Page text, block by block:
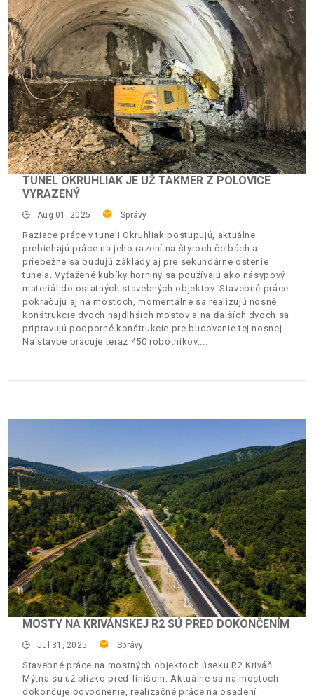
TUNEL OKRUHLIAK JE UŽ TAKMER Z POLOVICE
VYRAZENÝ
Aug 01, 2025 Správy
Raziace práce v tuneli Okruhliak postupujú, aktuálne
prebiehajú práce na jeho razení na štyroch čelbách a
priebežne sa budujú základy aj pre sekundárne ostenie
tunela. Vyťažené kubíky horniny sa používajú ako násypový
materiál do ostatných stavebných objektov. Stavebné práce
pokračujú aj na mostoch, momentálne sa realizujú nosné
konštrukcie dvoch najdlhších mostov a na ďalších dvoch sa
pripravujú podporné konštrukcie pre budovanie tej nosnej.
Na stavbe pracuje teraz 450 robotníkov.
MOSTY NA KRIVÁNSKEJ R2 SÚ PRED DOKONČENÍM
Jul 31, 2025 Správy
Stavebné práce na mostných objektoch úseku R2 Kriváň –
Mýtna sú už blízko pred finišom. Aktuálne sa na mostoch
dokončuje odvodnenie, realizačné práce na osadení